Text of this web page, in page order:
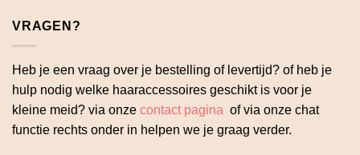
VRAGEN?
Heb je een vraag over je bestelling of levertijd? of heb je
hulp nodig welke haaraccessoires geschikt is voor je
kleine meid? via onze contact pagina of via onze chat
functie rechts onder in helpen we je graag verder.